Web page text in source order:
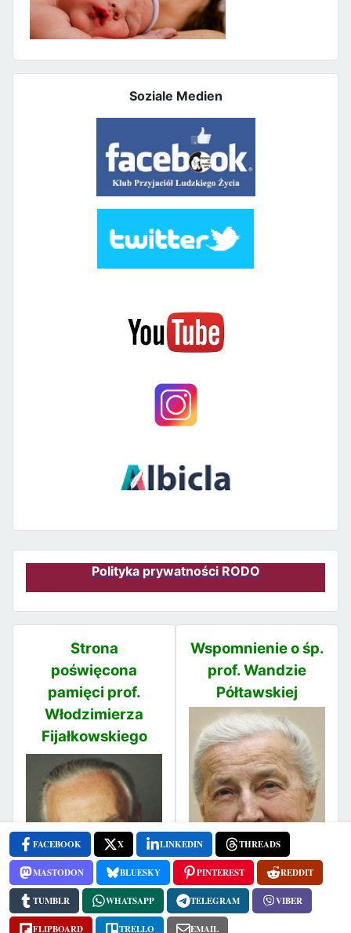
Soziale Medien
FACEBOOK X LINKEDIN THREADS
MASTODON BLUESKY PINTEREST REDDIT
TUMBLR WHATSAPP TELEGRAM VIBER
FLIPBOARD TRELLO EMAIL
Polityka prywatności RODO
Strona
poświęcona
pamięci prof.
Włodzimierza
Fijałkowskiego
Wspomnienie o śp.
prof. Wandzie
Półtawskiej